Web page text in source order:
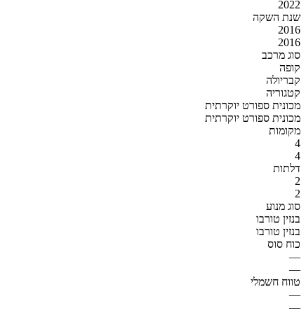
2022
שנת השקה
2016
2016
סוג מרכב
קופה
קבריולה
קטגוריה
מכונית ספורט יוקרתית
מכונית ספורט יוקרתית
מקומות
4
4
דלתות
2
2
סוג מנוע
בנזין טורבו
בנזין טורבו
כוח סוס
—
—
טווח חשמלי
—
—